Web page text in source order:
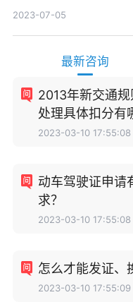
消除?
2023-07-05
最新咨询
2013年新交通
处理具体扣分有
2023-03-10 17:55:08
动车驾驶证申请
求？
2023-03-10 17:55:08
怎么才能发证、
2023-03-10 17:55:09